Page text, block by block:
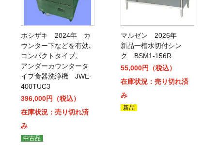
ホシザキ 2024年 カ
ウンター下などを有効､
コンパクトタイプ。
アンダーカウンタータ
イプ食器洗浄機 JWE-
400TUC3
396,000円（税込）
在庫状況：売り切れ済
み
中古品
マルゼン 2026年
新品一槽水切付シン
ク BSM1-156R
55,000円（税込）
在庫状況：売り切れ済
み
新品